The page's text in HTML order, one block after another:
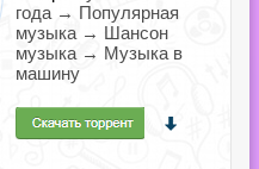
года → Популярная
музыка → Шансон
музыка → Музыка в
машину